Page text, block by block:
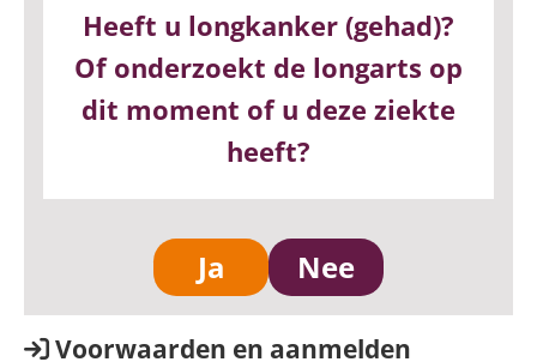
Heeft u longkanker (gehad)?
Of onderzoekt de longarts op
dit moment of u deze ziekte
heeft?
Ja Nee
Voorwaarden en aanmelden